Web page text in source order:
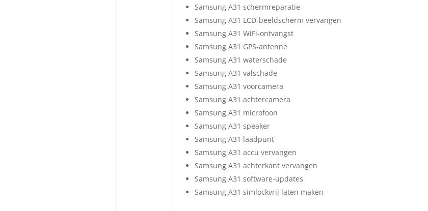
Samsung A31 schermreparatie
Samsung A31 LCD-beeldscherm vervangen
Samsung A31 WiFi-ontvangst
Samsung A31 GPS-antenne
Samsung A31 waterschade
Samsung A31 valschade
Samsung A31 voorcamera
Samsung A31 achtercamera
Samsung A31 microfoon
Samsung A31 speaker
Samsung A31 laadpunt
Samsung A31 accu vervangen
Samsung A31 achterkant vervangen
Samsung A31 software-updates
Samsung A31 simlockvrij laten maken